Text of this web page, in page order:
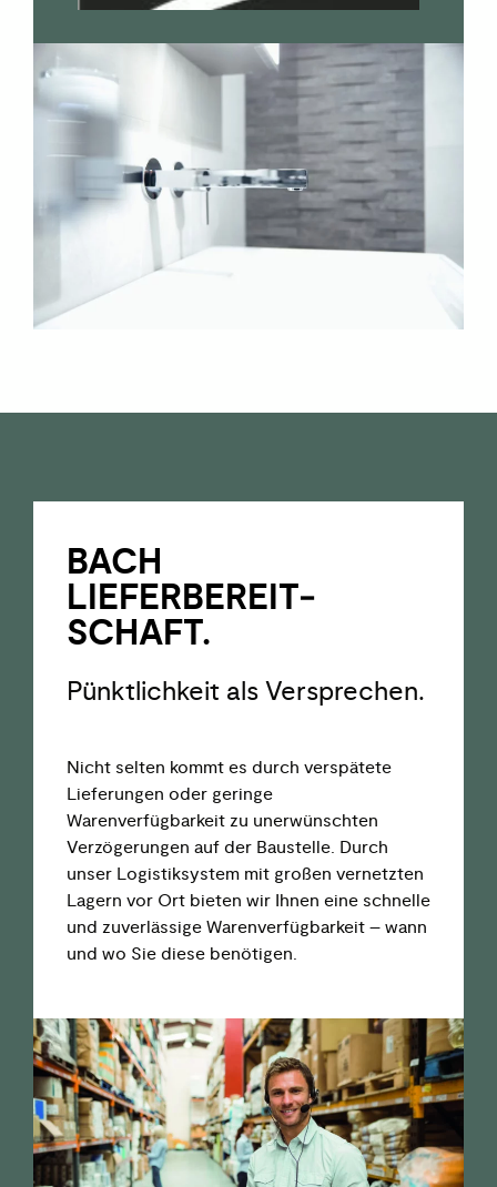
BACH
LIEFER­­BEREIT­­
SCHAFT.
Pünktlichkeit als Versprechen.
Nicht selten kommt es durch verspätete
Lieferungen oder geringe
Warenverfügbarkeit zu unerwünschten
Verzögerungen auf der Baustelle. Durch
unser Logistiksystem mit großen vernetzten
Lagern vor Ort bieten wir Ihnen eine schnelle
und zuverlässige Warenverfügbarkeit – wann
und wo Sie diese benötigen.